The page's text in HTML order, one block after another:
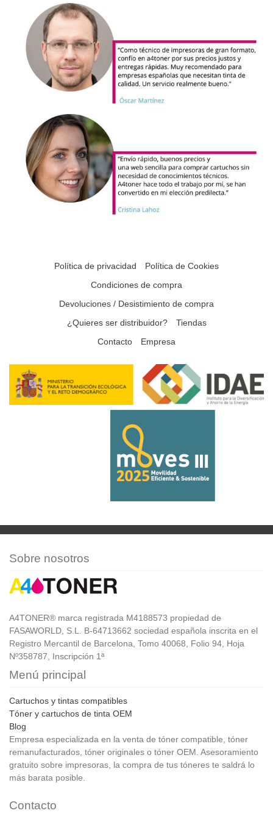
Política de privacidad
Política de Cookies
Condiciones de compra
Devoluciones / Desistimiento de compra
¿Quieres ser distribuidor?
Tiendas
Contacto
Empresa
Sobre nosotros
A4TONER® marca registrada M4188573 propiedad de
FASAWORLD, S.L. B-64713662 sociedad española inscrita en el
Registro Mercantil de Barcelona, Tomo 40068, Folio 94, Hoja
Nº358787, Inscripción 1ª
Menú principal
Cartuchos y tintas compatibles
Tóner y cartuchos de tinta OEM
Blog
Empresa especializada en la venta de tóner compatible, tóner
remanufacturados, tóner originales o tóner OEM. Asesoramiento
gratuito sobre impresoras, la compra de tus tóneres te saldrá lo
más barata posible.
Contacto